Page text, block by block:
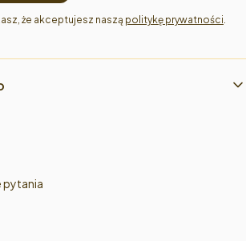
że akceptujesz naszą politykę prywatności
pytania